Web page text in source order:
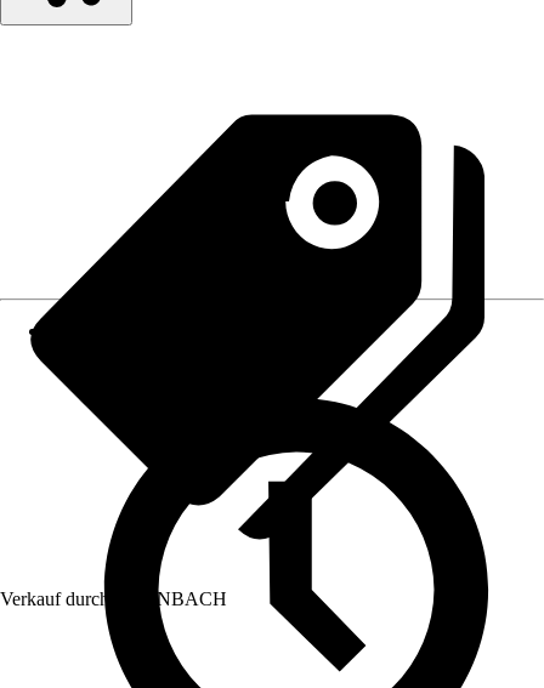
Verkauf durch: HORNBACH